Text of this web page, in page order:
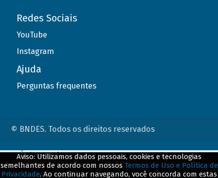
Redes Sociais
YouTube
Instagram
Ajuda
Perguntas frequentes
© BNDES. Todos os direitos reservados
Aviso: Utilizamos dados pessoais, cookies e tecnologias
semelhantes de acordo com nossos Termos de Uso e Política de
Privacidade. Ao continuar navegando, você concorda com estas
ConteÃºdo complementar
${title}${badge}